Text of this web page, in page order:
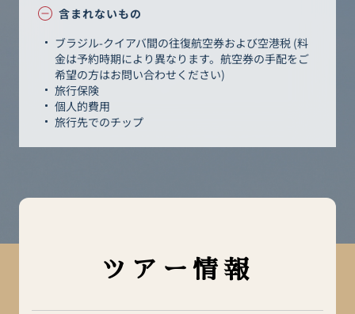
含まれないもの
ブラジル-クイアバ間の往復航空券および空港税 (料
金は予約時期により異なります。航空券の手配をご
希望の方はお問い合わせください)
旅行保険
個人的費用
旅行先でのチップ
ツアー情報